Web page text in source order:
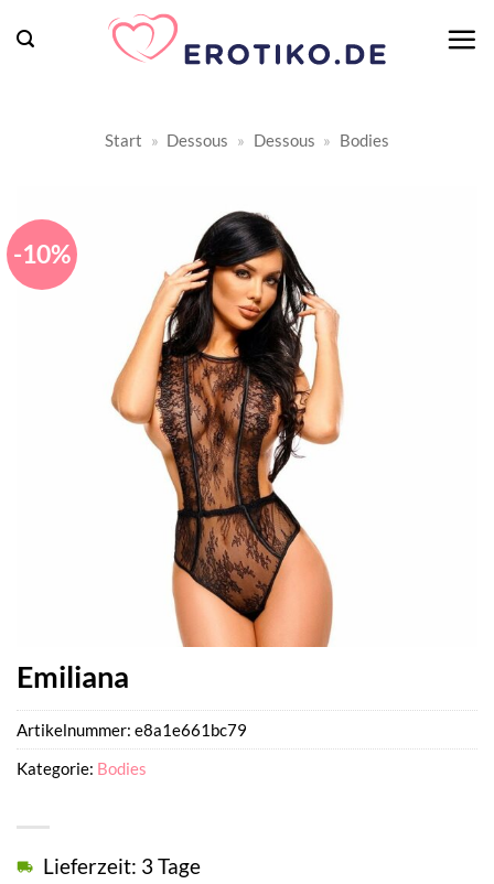
Inhalt
Start » Dessous » Dessous » Bodies
-10%
Emiliana
Lieferzeit: 3 Tage
Artikelnummer: e8a1e661bc79
Kategorie: Bodies